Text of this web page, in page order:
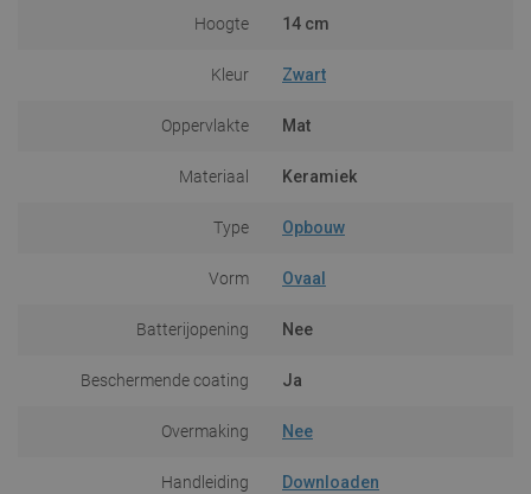
Hoogte 14 cm
Kleur Zwart
Oppervlakte Mat
Materiaal Keramiek
Type Opbouw
Vorm Ovaal
Batterijopening Nee
Beschermende coating Ja
Overmaking Nee
Handleiding Downloaden